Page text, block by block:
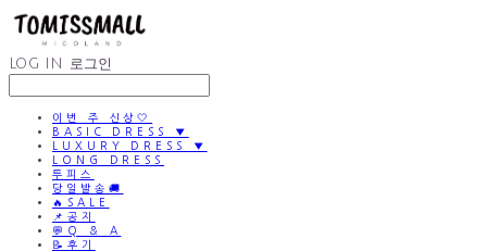
LOG IN 로그인
이번 주 신상🤍
BASIC DRESS ▼
LUXURY DRESS ▼
LONG DRESS
투피스
당일발송🚚
🔥SALE
📌공지
💬Q & A
📝후기